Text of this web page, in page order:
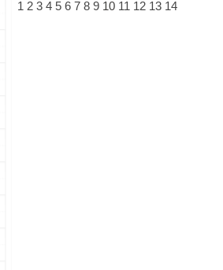
1 2 3 4 5 6 7 8 9 10 11 12 13 14